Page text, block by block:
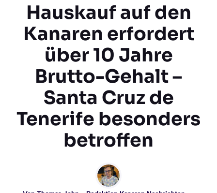
Hauskauf auf den
Kanaren erfordert
über 10 Jahre
Brutto-Gehalt –
Santa Cruz de
Tenerife besonders
betroffen